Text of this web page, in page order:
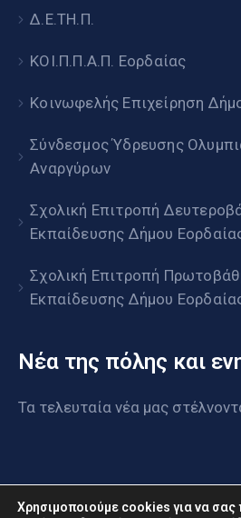
Δ.Ε.ΤΗ.Π.
ΚΟΙ.Π.Π.Α.Π. Εορδαίας
Κοινωφελής Επιχείρηση
Σύνδεσμος Ύδρευσης
Αναργύρων
Σχολική Επιτροπή
Εκπαίδευσης Δήμου
Σχολική Επιτροπή
Εκπαίδευσης Δήμου
Νέα της πόλης και
Τα τελευταία νέα μας
Χρησιμοποιούμε cookies για να